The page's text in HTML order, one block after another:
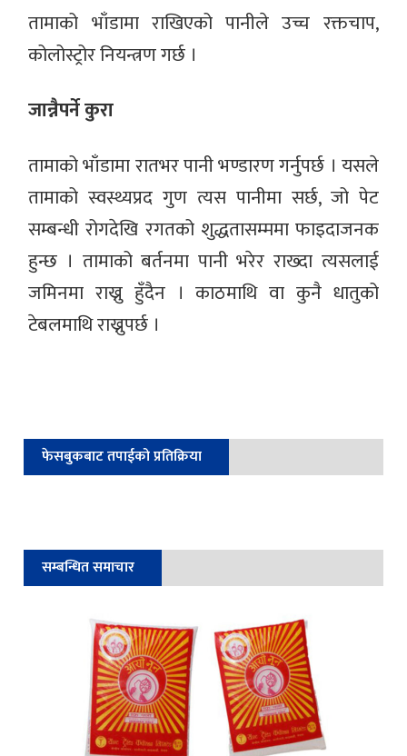
तामाको भाँडामा राखिएको पानीले उच्च रक्तचाप,
कोलोस्ट्रोर नियन्त्रण गर्छ ।
जान्नैपर्ने कुरा
तामाको भाँडामा रातभर पानी भण्डारण गर्नुपर्छ । यसले
तामाको स्वस्थ्यप्रद गुण त्यस पानीमा सर्छ, जो पेट
सम्बन्धी रोगदेखि रगतको शुद्धतासम्ममा फाइदाजनक
हुन्छ । तामाको बर्तनमा पानी भरेर राख्दा त्यसलाई
जमिनमा राख्नु हुँदैन । काठमाथि वा कुनै धातुको
टेबलमाथि राख्नुपर्छ ।
फेसबुकबाट तपाईको प्रतिक्रिया
सम्बन्धित समाचार